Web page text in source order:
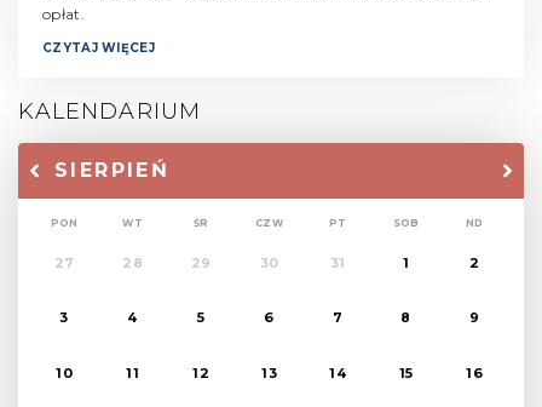
opłat.
CZYTAJ WIĘCEJ
KALENDARIUM
SIERPIEŃ
PON WT ŚR CZW PT SOB ND
27 28 29 30 31 1 2
3 4 5 6 7 8 9
10 11 12 13 14 15 16